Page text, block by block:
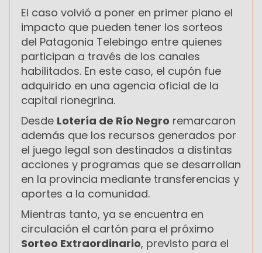
El caso volvió a poner en primer plano el
impacto que pueden tener los sorteos
del Patagonia Telebingo entre quienes
participan a través de los canales
habilitados. En este caso, el cupón fue
adquirido en una agencia oficial de la
capital rionegrina.
Desde Lotería de Río Negro remarcaron
además que los recursos generados por
el juego legal son destinados a distintas
acciones y programas que se desarrollan
en la provincia mediante transferencias y
aportes a la comunidad.
Mientras tanto, ya se encuentra en
circulación el cartón para el próximo
Sorteo Extraordinario, previsto para el